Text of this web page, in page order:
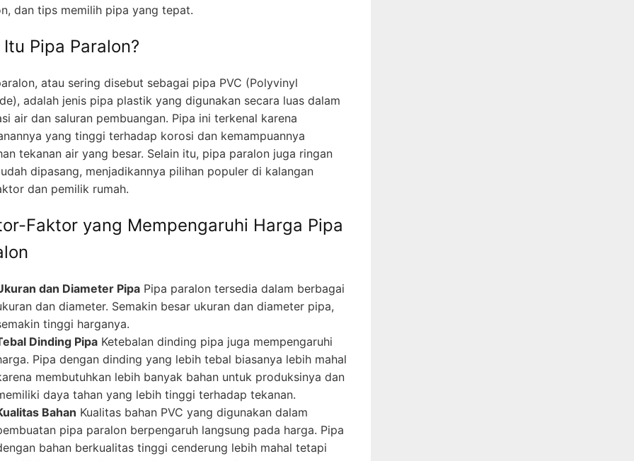
dan tips memilih pipa yang tepat.
Pipa Paralon?
atau sering disebut sebagai pipa PVC (Polyvinyl
adalah jenis pipa plastik yang digunakan secara luas dalam
air dan saluran pembuangan. Pipa ini terkenal karena
yang tinggi terhadap korosi dan kemampuannya
tekanan air yang besar. Selain itu, pipa paralon juga ringan
dipasang, menjadikannya pilihan populer di kalangan
dan pemilik rumah.
Faktor yang Mempengaruhi Harga Pipa
dan Diameter Pipa Pipa paralon tersedia dalam berbagai
dan diameter. Semakin besar ukuran dan diameter pipa,
tinggi harganya.
Dinding Pipa Ketebalan dinding pipa juga mempengaruhi
Pipa dengan dinding yang lebih tebal biasanya lebih mahal
membutuhkan lebih banyak bahan untuk produksinya dan
daya tahan yang lebih tinggi terhadap tekanan.
Bahan Kualitas bahan PVC yang digunakan dalam
pipa paralon berpengaruh langsung pada harga. Pipa
bahan berkualitas tinggi cenderung lebih mahal tetapi